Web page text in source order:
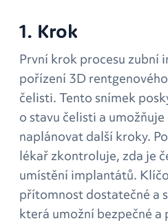
1. Krok
První krok procesu zubní
pořízení 3D
čelisti. Tento snímek
o stavu čelisti a
naplánovat další kroky.
lékař zkontroluje, zda je
umístění implantátů.
přítomnost dostatečné a
která umožní bezpečné a